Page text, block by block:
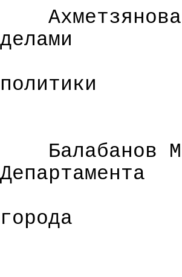
Ахметзянова
делами
политики
Балабанов
Департамента
города